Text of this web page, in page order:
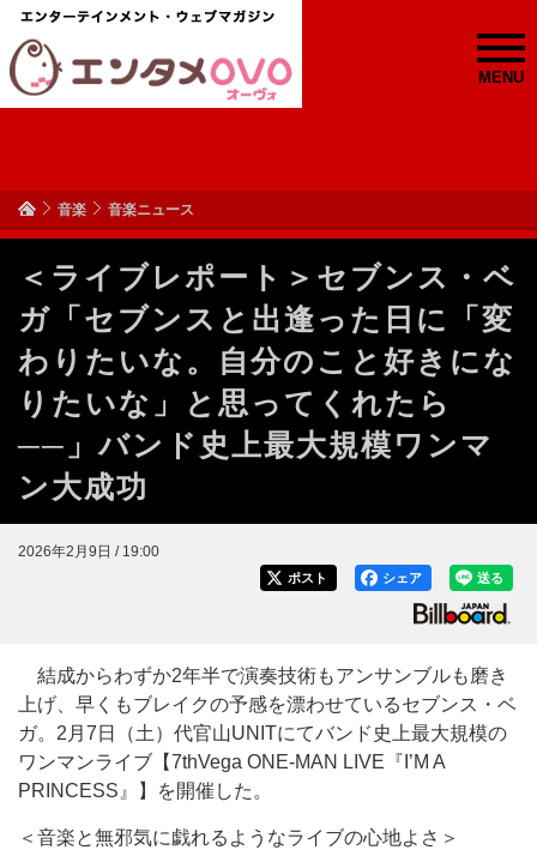
MENU
音楽 音楽ニュース
＜ライブレポート＞セブンス・ベ
ガ「セブンスと出逢った日に「変
わりたいな。自分のこと好きにな
りたいな」と思ってくれたら
──」バンド史上最大規模ワンマ
ン大成功
2026年2月9日 / 19:00
送る
シェア
ポスト
結成からわずか2年半で演奏技術もアンサンブルも磨き
上げ、早くもブレイクの予感を漂わせているセブンス・ベ
ガ。2月7日（土）代官山UNITにてバンド史上最大規模の
ワンマンライブ【7thVega ONE-MAN LIVE『I’M A
PRINCESS』】を開催した。
＜音楽と無邪気に戯れるようなライブの心地よさ＞